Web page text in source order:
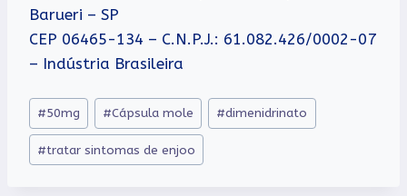
Barueri – SP
CEP 06465-134 – C.N.P.J.: 61.082.426/0002-07
– Indústria Brasileira
Tags
do
Post:
#50mg #Cápsula mole #dimenidrinato
#tratar sintomas de enjoo